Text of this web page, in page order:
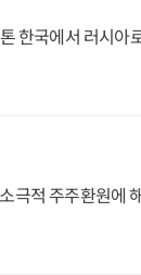
한국에서 러시아
극적 주주환원에